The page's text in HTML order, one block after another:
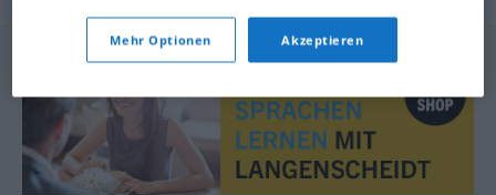
Mehr Optionen Akzeptieren